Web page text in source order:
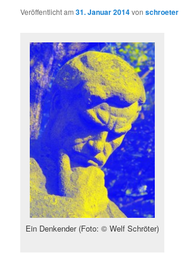
Veröffentlicht am31. Januar 2014vonschroeter
Ein Denkender (Foto: © Welf Schröter)